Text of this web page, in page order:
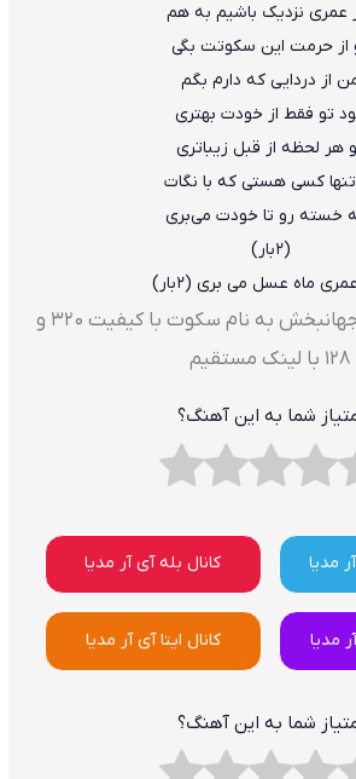
عمری نزدیک باشیم به هم
از حرمت این سکوتت بگی
از دردایی که دارم بگم
تو فقط از خودت بهتری
هر لحظه از قبل زیباتری
کسی هستی که با نگات
خسته رو تا خودت می‌بری
(۲بار)
ماه عسل می بری (۲بار)
دانلود آهنگ بابک جهانبخش به نام سکوت با کیفیت ۳۲۰ و
۱۲۸ با لینک مستقیم
شما به این آهنگ؟
مدیا کانال بله آی آر مدیا
مدیا کانال ایتا آی آر مدیا
شما به این آهنگ؟